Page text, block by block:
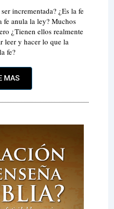
incrementada? ¿Es la fe
fe anula la ley? Muchos
¿Tienen ellos realmente
leer y hacer lo que la
fe?
MAS